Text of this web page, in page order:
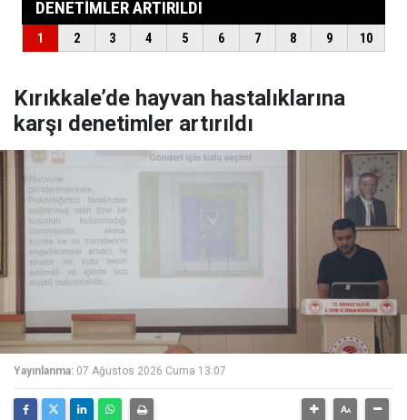
Kırıkkale’de hayvan hastalıklarına
karşı denetimler artırıldı
Yayınlanma: 07 Ağustos 2026 Cuma 13:07